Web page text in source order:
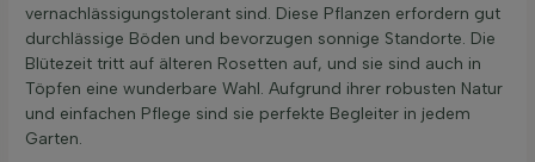
vernachlässigungstolerant sind. Diese Pflanzen erfordern gut
durchlässige Böden und bevorzugen sonnige Standorte. Die
Blütezeit tritt auf älteren Rosetten auf, und sie sind auch in
Töpfen eine wunderbare Wahl. Aufgrund ihrer robusten Natur
und einfachen Pflege sind sie perfekte Begleiter in jedem
Garten.